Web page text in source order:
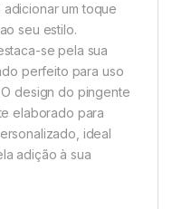
um toque
seu estilo.
se pela sua
perfeito para uso
design do pingente
elaborado para
ideal
adição à sua